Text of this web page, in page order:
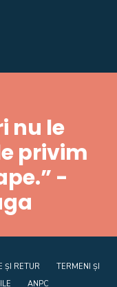
nu le
privim
-
ȘI RETUR
TERMENI ȘI
ANPC